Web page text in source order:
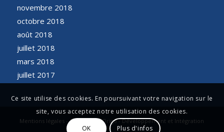
novembre 2018
octobre 2018
août 2018
juillet 2018
mars 2018
juillet 2017
Mentions légales - Conception Origo - Développement et Intégration
Ce site utilise des cookies. En poursuivant votre navigation sur le
site, vous acceptez notre utilisation des cookies.
OK Plus d'infos